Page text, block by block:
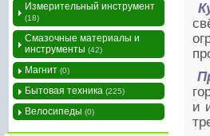
и
Измерительный инструмент
(18)
Смазочные материалы и
инструменты (42)
Магнит (0)
Бытовая техника (225)
Велосипеды (0)